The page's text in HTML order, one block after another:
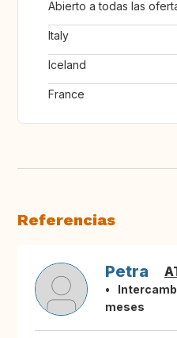
Abierto a todas las
Italy
Iceland
France
Referencias
Petra
meses